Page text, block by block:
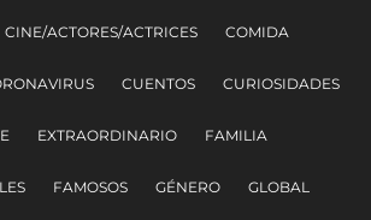
CINE/ACTORES/ACTRICES COMIDA
CUENTOS CURIOSIDADES
EXTRAORDINARIO FAMILIA
FAMOSOS GÉNERO GLOBAL